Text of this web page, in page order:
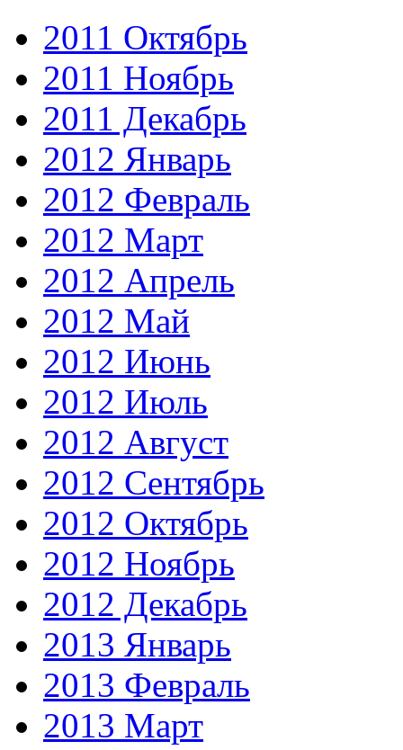
2011 Октябрь
2011 Ноябрь
2011 Декабрь
2012 Январь
2012 Февраль
2012 Март
2012 Апрель
2012 Май
2012 Июнь
2012 Июль
2012 Август
2012 Сентябрь
2012 Октябрь
2012 Ноябрь
2012 Декабрь
2013 Январь
2013 Февраль
2013 Март